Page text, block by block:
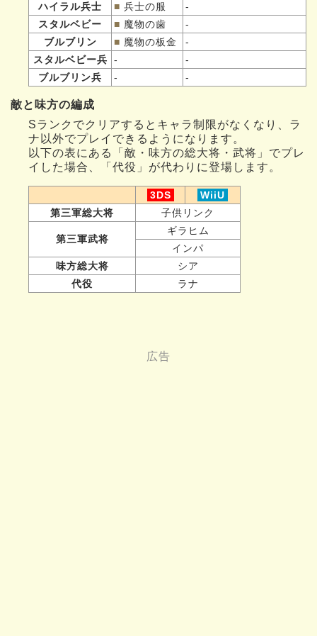
ハイラル兵士
■ 兵士の服
-
スタルベビー
■ 魔物の歯
-
ブルブリン
■ 魔物の板金
-
スタルベビー兵
-
-
ブルブリン兵
- -
敵と味方の編成
Sランクでクリアするとキャラ制限がなくなり、ラ
ナ以外でプレイできるようになります。
以下の表にある「敵・味方の総大将・武将」でプレ
イした場合、「代役」が代わりに登場します。
3DS
WiiU
第三軍総大将
子供リンク
第三軍武将
ギラヒム
インパ
味方総大将
シア
代役
ラナ